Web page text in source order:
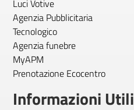
Luci Votive
Agenzia Pubblicitaria
Tecnologico
Agenzia funebre
MyAPM
Prenotazione Ecocentro
Informazioni Utili